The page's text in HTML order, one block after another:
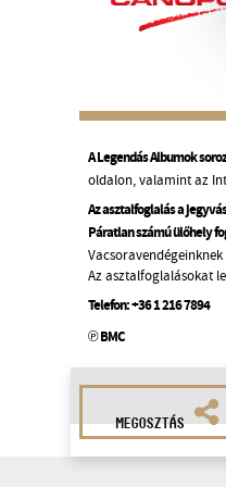
A Legendás Albumok
oldalon, valamint az
Az asztalfoglalás a
Páratlan számú ülőhely
Az asztalfoglalásokat
Telefon:+36 1 216 7894
℗ BMC
MEGOSZTÁS